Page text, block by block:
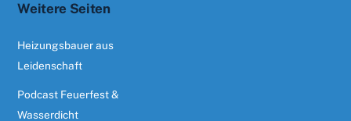
Weitere Seiten
Heizungsbauer aus
Leidenschaft
Podcast Feuerfest &
Wasserdicht